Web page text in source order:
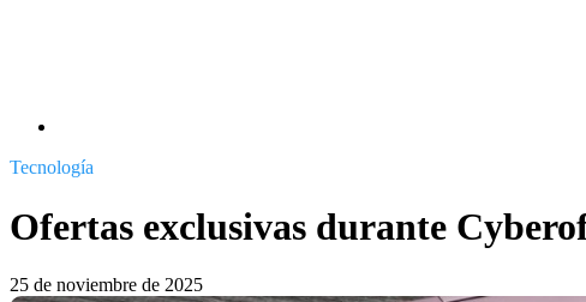
Tecnología
Ofertas exclusivas durante
25 de noviembre de 2025